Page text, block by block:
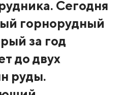
Сегодня
горнорудный
за год
до двух
руды.